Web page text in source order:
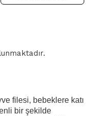
filesi, bebeklere katı
bir şekilde